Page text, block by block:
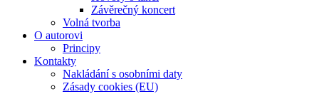
Závěrečný koncert
Volná tvorba
O autorovi
Principy
Kontakty
Nakládání s osobními daty
Zásady cookies (EU)